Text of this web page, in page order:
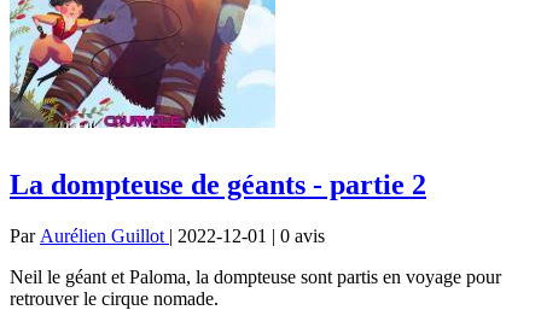
La dompteuse de géants - partie 2
Par Aurélien Guillot | 2022-12-01 | 0 avis
Neil le géant et Paloma, la dompteuse sont partis en voyage pour
retrouver le cirque nomade.